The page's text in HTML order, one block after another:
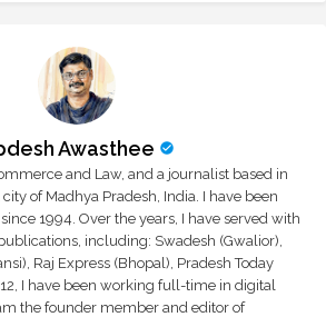
Awasthee
and Law, and a journalist based in
of Madhya Pradesh, India. I have been
1994. Over the years, I have served with
including: Swadesh (Gwalior),
Raj Express (Bhopal), Pradesh Today
I have been working full-time in digital
the founder member and editor of